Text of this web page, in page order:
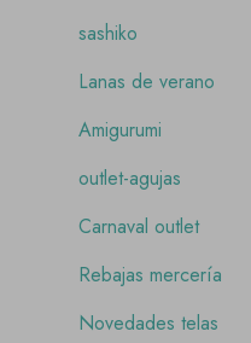
sashiko
Lanas de verano
Amigurumi
outlet-agujas
Carnaval outlet
Rebajas mercería
Novedades telas